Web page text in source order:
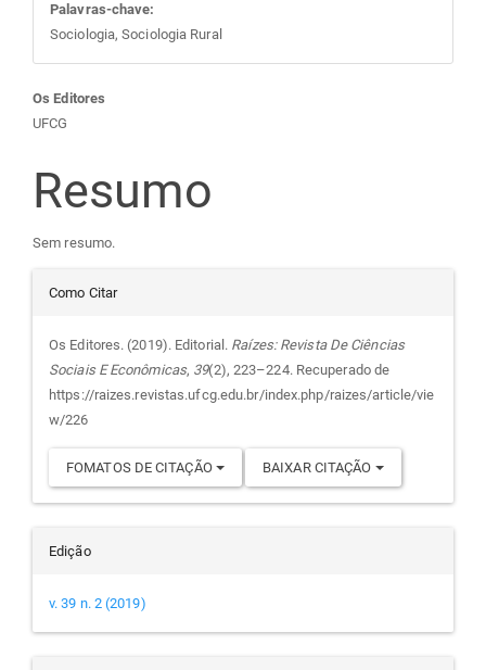
Palavras-chave:
Sociologia, Sociologia Rural
Conteúdo
do
artigo
principal
Os Editores
UFCG
Resumo
Sem resumo.
Detalhes
do
artigo
Como Citar
Os Editores. (2019). Editorial. Raízes: Revista De Ciências
Sociais E Econômicas, 39(2), 223–224. Recuperado de
https://raizes.revistas.ufcg.edu.br/index.php/raizes/article/vie
w/226
FOMATOS DE CITAÇÃO BAIXAR CITAÇÃO
Edição
v. 39 n. 2 (2019)